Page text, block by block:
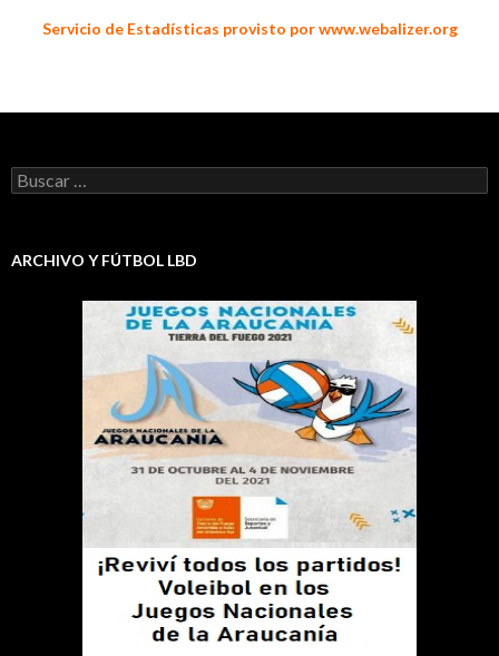
Servicio de Estadísticas provisto por www.webalizer.org
Buscar:
ARCHIVO Y FÚTBOL LBD